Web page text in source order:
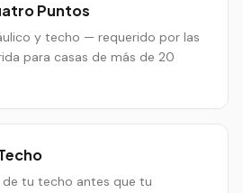
Puntos
y techo — requerido por las
para casas de más de 20
tu techo antes que tu